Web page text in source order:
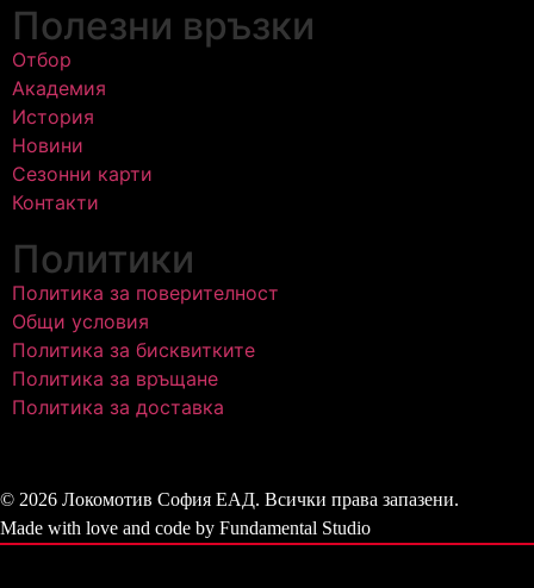
Полезни връзки
Отбор
Академия
История
Новини
Сезонни карти
Контакти
Политики
Политика за поверителност
Общи условия
Политика за бисквитките
Политика за връщане
Политика за доставка
© 2026 Локомотив София ЕАД. Всички права запазени.
Made with love and code by Fundamental Studio